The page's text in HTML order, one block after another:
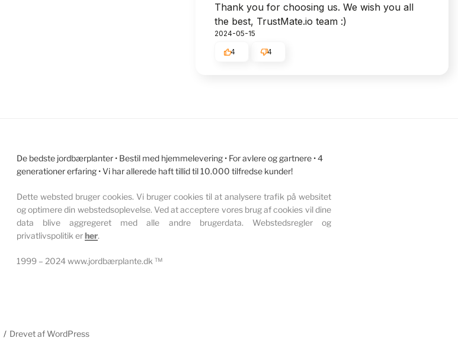
Thank you for choosing us. We wish you all
the best, TrustMate.io team :)
2024-05-15
4 4
De bedste jordbærplanter • Bestil med hjemmelevering • For avlere og gartnere • 4
generationer erfaring • Vi har allerede haft tillid til 10.000 tilfredse kunder!
Dette websted bruger cookies. Vi bruger cookies til at analysere trafik på websitet
og optimere din webstedsoplevelse. Ved at acceptere vores brug af cookies vil dine
data blive aggregeret med alle andre brugerdata. Webstedsregler og
privatlivspolitik erher.
1999 – 2024 www.jordbærplante.dk ™
Drevet af WordPress